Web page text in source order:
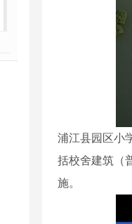
浦江县园区小
括校舍建筑（
施。